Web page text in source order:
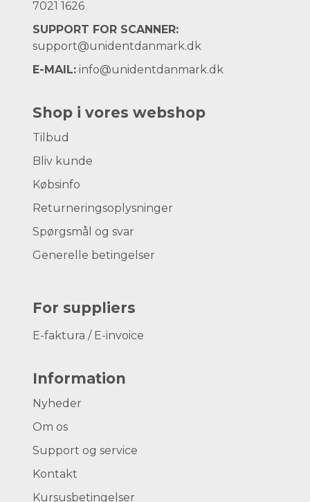
7021 1626
SUPPORT FOR SCANNER:
support@unidentdanmark.dk
E-MAIL: info@unidentdanmark.dk
Shop i vores webshop
Tilbud
Bliv kunde
Købsinfo
Returneringsoplysninger
Spørgsmål og svar
Generelle betingelser
For suppliers
E-faktura / E-invoice
Information
Nyheder
Om os
Support og service
Kontakt
Kursusbetingelser